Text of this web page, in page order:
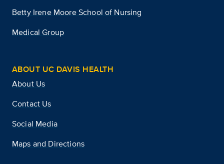
Betty Irene Moore School of Nursing
Medical Group
ABOUT UC DAVIS HEALTH
About Us
Contact Us
Social Media
Maps and Directions